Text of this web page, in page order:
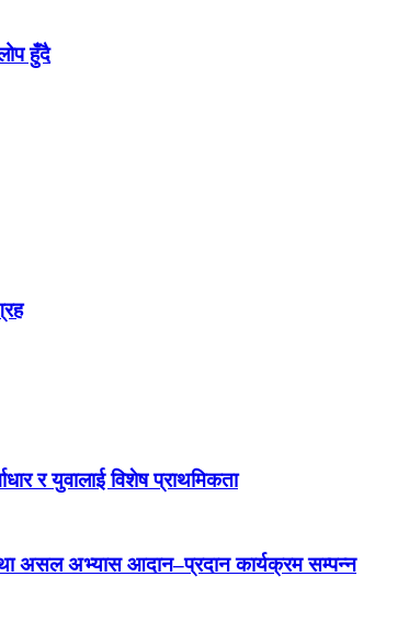
हुँदै
र युवालाई विशेष प्राथमिकता
असल अभ्यास आदान–प्रदान कार्यक्रम सम्पन्न